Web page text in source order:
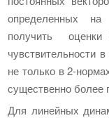
определенных
получить оценки
чувствительности
не только в 2-
существенно более
Для линейных